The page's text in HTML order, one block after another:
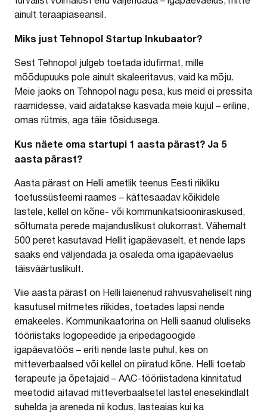
ainult teraapiaseansil.
Miks just Tehnopol Startup Inkubaator?
Sest Tehnopol julgeb toetada idufirmat, mille
mõõdupuuks pole ainult skaleeritavus, vaid ka mõju.
Meie jaoks on Tehnopol nagu pesa, kus meid ei pressita
raamidesse, vaid aidatakse kasvada meie kujul – eriline,
omas rütmis, aga täie tõsidusega.
Kus näete oma startupi 1 aasta pärast? Ja 5
aasta pärast?
Aasta pärast on Helli ametlik teenus Eesti riikliku
toetussüsteemi raames – kättesaadav kõikidele
lastele, kellel on kõne- või kommunikatsiooniraskused,
sõltumata perede majanduslikust olukorrast. Vähemalt
500 peret kasutavad Hellit igapäevaselt, et nende laps
saaks end väljendada ja osaleda oma igapäevaelus
täisväärtuslikult.
Viie aasta pärast on Helli laienenud rahvusvaheliselt ning
kasutusel mitmetes riikides, toetades lapsi nende
emakeeles. Kommunikaatorina on Helli saanud oluliseks
tööriistaks logopeedide ja eripedagoogide
igapäevatöös – eriti nende laste puhul, kes on
mitteverbaalsed või kellel on piiratud kõne. Helli toetab
terapeute ja õpetajaid – AAC-tööriistadena kinnitatud
meetodid aitavad mitteverbaalsetel lastel enesekindlalt
suhelda ja areneda nii kodus, lasteaias kui ka